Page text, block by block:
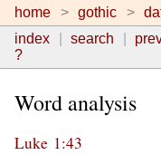
home gothic
index
search
?
Word analysis
Luke 1:43